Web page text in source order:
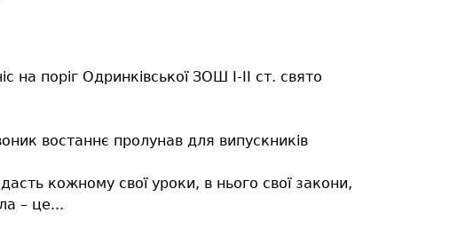
на поріг Одринківської ЗОШ І-ІІ ст. свято
востаннє пролунав для випускників
кожному свої уроки, в нього свої закони,
– це...